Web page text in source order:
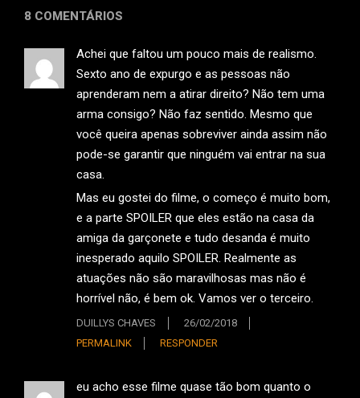
8 COMENTÁRIOS
Achei que faltou um pouco mais de realismo.
Sexto ano de expurgo e as pessoas não
aprenderam nem a atirar direito? Não tem uma
arma consigo? Não faz sentido. Mesmo que
você queira apenas sobreviver ainda assim não
pode-se garantir que ninguém vai entrar na sua
casa.
Mas eu gostei do filme, o começo é muito bom,
e a parte SPOILER que eles estão na casa da
amiga da garçonete e tudo desanda é muito
inesperado aquilo SPOILER. Realmente as
atuações não são maravilhosas mas não é
horrível não, é bem ok. Vamos ver o terceiro.
DUILLYS CHAVES
26/02/2018
PERMALINK
RESPONDER
eu acho esse filme quase tão bom quanto o